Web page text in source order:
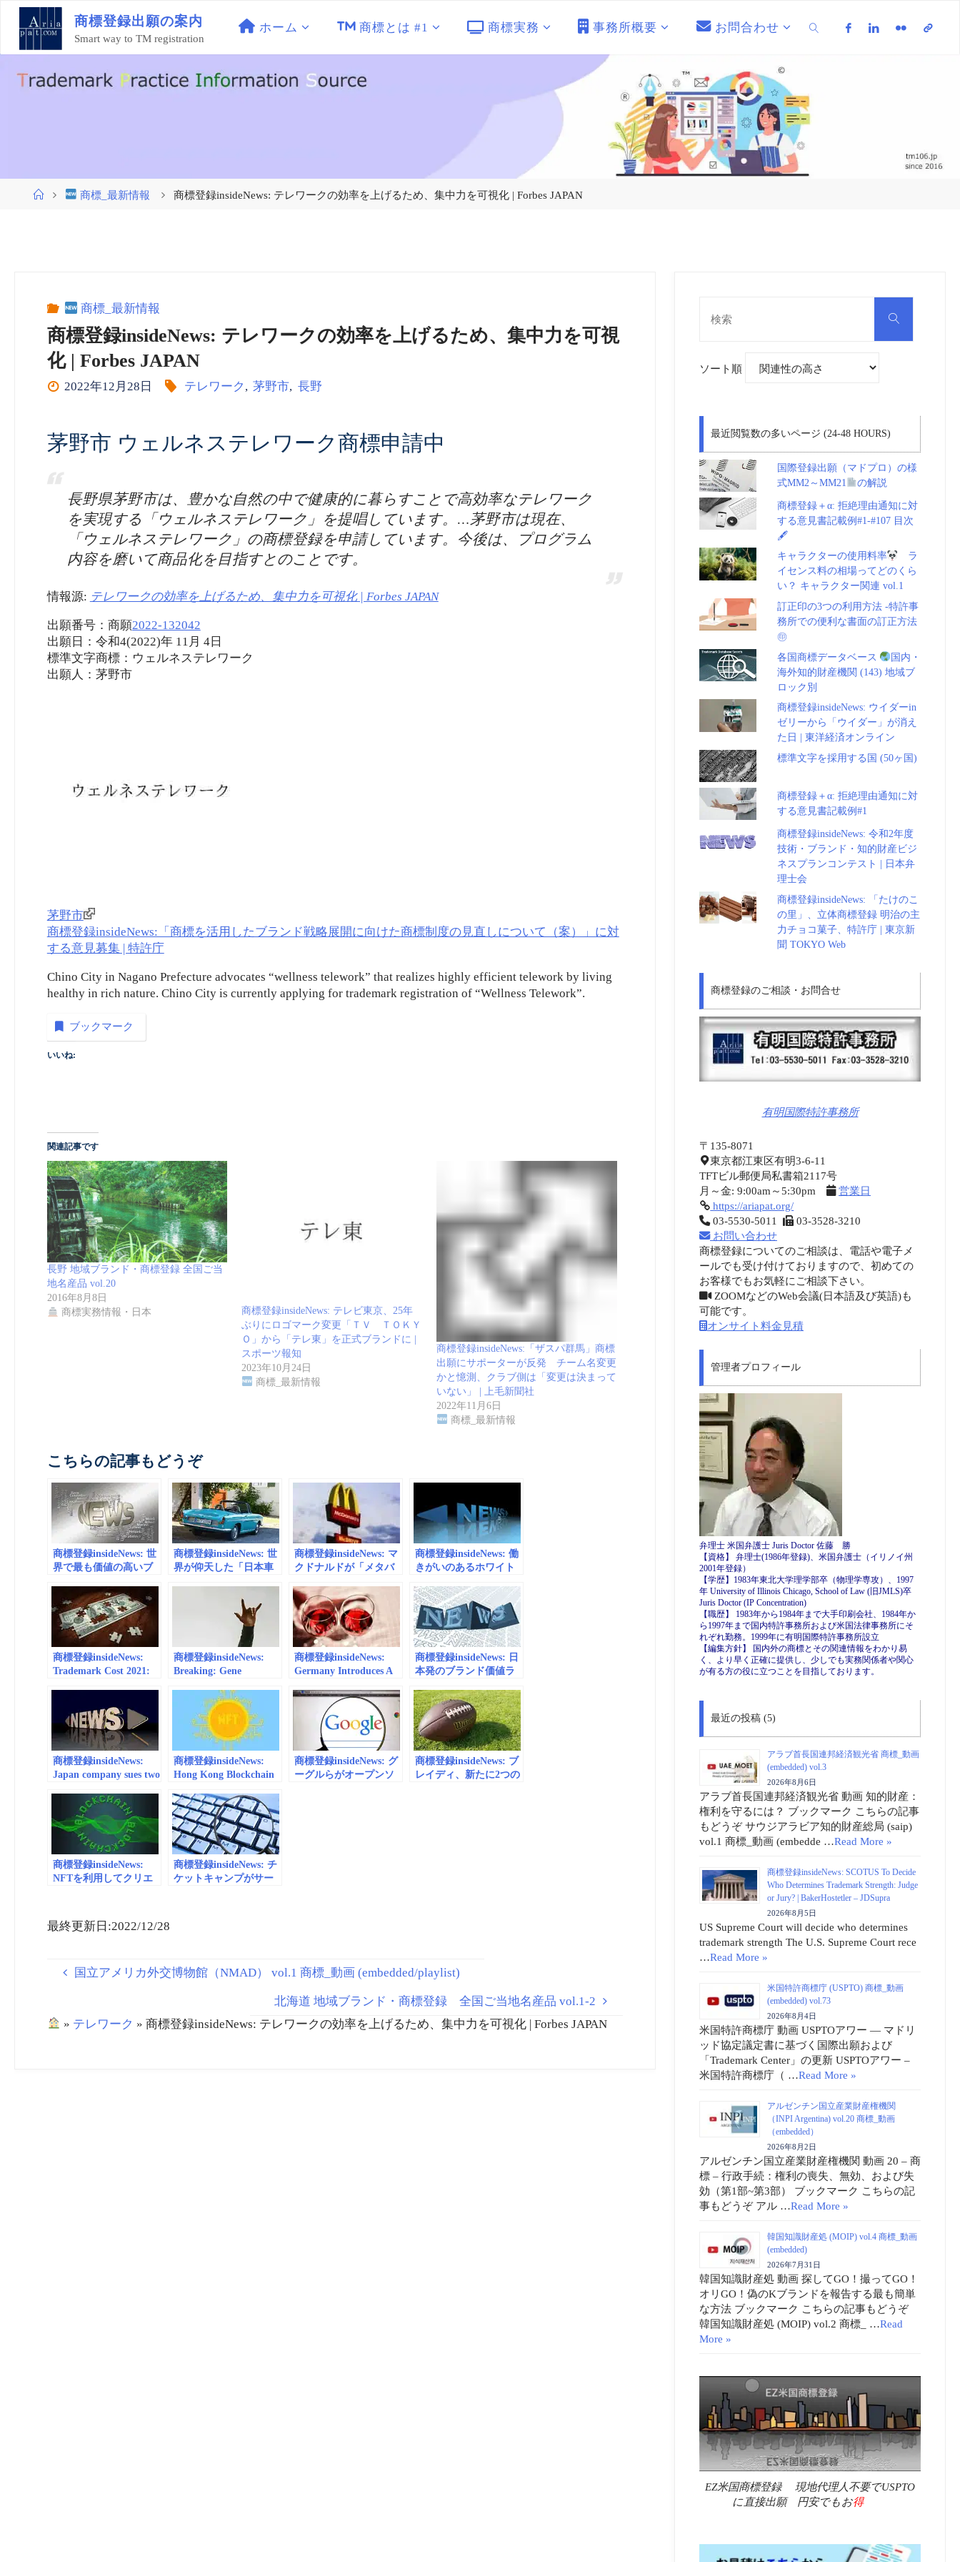
ン
商標登録出願の案内
Smart way to TM registration
ホーム 商標とは #1 商標実務 事務所概要 お問合わせ
ホ
商標_最新情報 商標登録insideNews: テレワークの効率を上げるため、集中力を可視化 | Forbes JAPAN
商標_最新情報
商標登録insideNews: テレワークの効率を上げるため、集中力を可視
化 | Forbes JAPAN
2022年12月28日 テレワーク , 茅野市, 長野
茅野市 ウェルネステレワーク商標申請中
長野県茅野市は、豊かな自然の中で健康的に暮らすことで高効率なテレワーク
を実現する「ウェルネステレワーク」を提唱しています。…茅野市は現在、
「ウェルネステレワーク」の商標登録を申請しています。今後は、プログラム
内容を磨いて商品化を目指すとのことです。
情報源: テレワークの効率を上げるため、集中力を可視化 | Forbes JAPAN
出願番号：商願2022-132042
出願日：令和4(2022)年 11月 4日
標準文字商標：ウェルネステレワーク
出願人：茅野市
茅野市
商標登録insideNews:「商標を活用したブランド戦略展開に向けた商標制度の見直しについて（案）」に対
する意見募集 | 特許庁
Chino City in Nagano Prefecture advocates “wellness telework” that realizes highly efficient telework by living
healthy in rich nature. Chino City is currently applying for trademark registration of “Wellness Telework”.
ブックマーク
いいね:
関連記事です
長野 地域ブランド・商標登録 全国ご当
地名産品 vol.20
2016年8月8日
商標実務情報・日本
商標登録insideNews: テレビ東京、25年
ぶりにロゴマーク変更「ＴＶ ＴＯＫＹ
Ｏ」から「テレ東」を正式ブランドに |
スポーツ報知
2023年10月24日
商標_最新情報
商標登録insideNews:「ザスパ群馬」商標
出願にサポーターが反発 チーム名変更
かと憶測、クラブ側は「変更は決まって
いない」 | 上毛新聞社
2022年11月6日
商標_最新情報
こちらの記事もどうぞ
商標登録insideNews: 世
界で最も価値の高いブ
（Forbes JAPAN） –
Yahoo!ニュース
商標登録insideNews: 世
界が仰天した「日本車
ーブス ジャパン）
商標登録insideNews: マ
クドナルドが「メタバ
(10件)、ナイキらに続き
| Forbes JAPAN
商標登録insideNews: 働
きがいのあるホワイト
なぜ | Forbes
JAPAN（フォーブス ジ
ャパン）
商標登録insideNews:
Trademark Cost 2021:
Forbes Advisor
商標登録insideNews:
Breaking: Gene
Hand Gesture
Trademark Application |
Forbes
商標登録insideNews:
Germany Introduces A
Based On Geography |
商標登録insideNews: 日
本発のブランド価値ラ
Brands 2020」トップ
100、1位は
「TOYOTA」 | Web担
当者Forum
商標登録insideNews:
Japan company sues two
Saipan for trademark
infringement | Marianas
Variety
商標登録insideNews:
Hong Kong Blockchain
Animoca Brands Joins
Forces With K-Pop
Agency To Make NFTs |
Forbes
商標登録insideNews: グ
ーグルらがオープンソ
商標登録insideNews: ブ
レイディ、新たに2つの
商標登録insideNews:
NFTを利用してクリエ
ーンのプラットフォー
ム「S!NG」 |
商標登録insideNews: チ
ケットキャンプがサー
最終更新日:2022/12/28
国立アメリカ外交博物館（NMAD） vol.1 商標_動画 (embedded/playlist)
北海道 地域ブランド・商標登録 全国ご当地名産品 vol.1-2
» テレワーク »商標登録insideNews: テレワークの効率を上げるため、集中力を可視化 | Forbes JAPAN
検
ソート順
最近閲覧数の多いページ (24-48 HOURS)
国際登録出願（マドプロ）の様
式MM2～MM21
の解説
商標登録＋α: 拒絶理由通知に対
する意見書記載例#1-#107 目次
🖋
キャラクターの使用料率
ラ
イセンス料の相場ってどのくら
い？ キャラクター関連 vol.1
訂正印の3つの利用方法 -特許事
務所での便利な書面の訂正方法
㊞
各国商標データベース
国内・
海外知的財産機関 (143) 地域ブ
ロック別
商標登録insideNews: ウイダーin
ゼリーから「ウイダー」が消え
た日 | 東洋経済オンライン
標準文字を採用する国 (50ヶ国)
商標登録＋α: 拒絶理由通知に対
する意見書記載例#1
商標登録insideNews: 令和2年度
技術・ブランド・知的財産ビジ
ネスプランコンテスト | 日本弁
理士会
商標登録insideNews: 「たけのこ
の里」、立体商標登録 明治の主
力チョコ菓子、特許庁 | 東京新
聞 TOKYO Web
商標登録のご相談・お問合せ
有明国際特許事務所
〒135-8071
東京都江東区有明3-6-11
TFTビル郵便局私書箱2117号
月～金: 9:00am～5:30pm
営業日
https://ariapat.org/
03-5530-5011
03-3528-3210
お問い合わせ
商標登録についてのご相談は、電話や電子メ
ールでも受け付けておりますので、初めての
お客様でもお気軽にご相談下さい。
ZOOMなどのWeb会議(日本語及び英語)も
可能です。
オンサイト料金見積
管理者プロフィール
弁理士 米国弁護士 Juris Doctor 佐藤 勝
【資格】 弁理士(1986年登録)、米国弁護士（イリノイ州
2001年登録）
【学歴】1983年東北大学理学部卒（物理学専攻）、1997
年 University of Illinois Chicago, School of Law (旧JMLS)卒
Juris Doctor (IP Concentration)
【職歴】 1983年から1984年まで大手印刷会社、1984年か
ら1997年まで国内特許事務所および米国法律事務所にそ
れぞれ勤務。1999年に有明国際特許事務所設立
【編集方針】 国内外の商標とその関連情報をわかり易
く、より早く正確に提供し、少しでも実務関係者や関心
が有る方の役に立つことを目指しております。
最近の投稿 (5)
アラブ首長国連邦経済観光省 商標_動画
(embedded) vol.3
2026年8月6日
アラブ首長国連邦経済観光省 動画 知的財産：
権利を守るには？ ブックマーク こちらの記事
もどうぞ サウジアラビア知的財産総局 (saip)
vol.1 商標_動画 (embedde …Read More »
商標登録insideNews: SCOTUS To Decide
Who Determines Trademark Strength: Judge
or Jury? | BakerHostetler – JDSupra
2026年8月5日
US Supreme Court will decide who determines
trademark strength The U.S. Supreme Court rece
…Read More »
米国特許商標庁 (USPTO) 商標_動画
(embedded) vol.73
2026年8月4日
米国特許商標庁 動画 USPTOアワー ― マドリ
ッド協定議定書に基づく国際出願および
「Trademark Center」の更新 USPTOアワー –
米国特許商標庁（ …Read More »
アルゼンチン国立産業財産権機関
（INPI Argentina) vol.20 商標_動画
（embedded）
2026年8月2日
アルゼンチン国立産業財産権機関 動画 20 – 商
標 – 行政手続：権利の喪失、無効、および失
効（第1部~第3部） ブックマーク こちらの記
事もどうぞ アル …Read More »
韓国知識財産処 (MOIP) vol.4 商標_動画
(embedded)
2026年7月31日
韓国知識財産処 動画 探してGO！撮ってGO！
オリGO！偽のKブランドを報告する最も簡単
な方法 ブックマーク こちらの記事もどうぞ
韓国知識財産処 (MOIP) vol.2 商標_ …Read
More »
EZ米国商標登録 現地代理人不要でUSPTO
に直接出願 円安でもお得